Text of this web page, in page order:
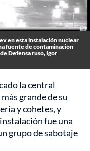
en esta instalación nuclear
fuente de contaminación
Defensa ruso, Igor
la central
grande de su
y cohetes, y
fue una
grupo de sabotaje